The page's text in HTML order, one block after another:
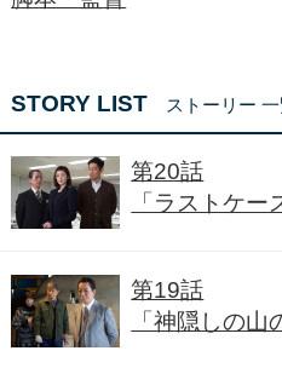
STORY LIST ストーリー
第20話
「ラストケー
第19話
「神隠しの山